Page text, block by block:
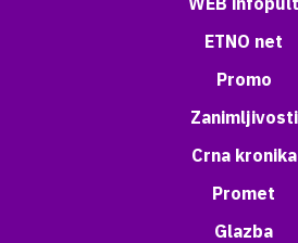
ETNO net
Promo
Zanimljivosti
Crna kronika
Promet
Glazba